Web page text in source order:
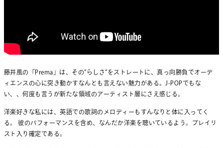
藤井風の「Prema」は、その”らしさ”をストレートに、真っ向勝負でオーデ
ィエンスの心に突き動かすなんとも言えない魅力がある。J-POPでもな
い、、何度も言うが新たな領域のアーティスト層にさえ感じる。
洋楽好きな私には、英語での歌詞のメロディーもすんなりと体に入ってく
る。 彼のパフォーマンスを含め、なんだか洋楽を聴いているよう。プレイリ
スト入り確定である。